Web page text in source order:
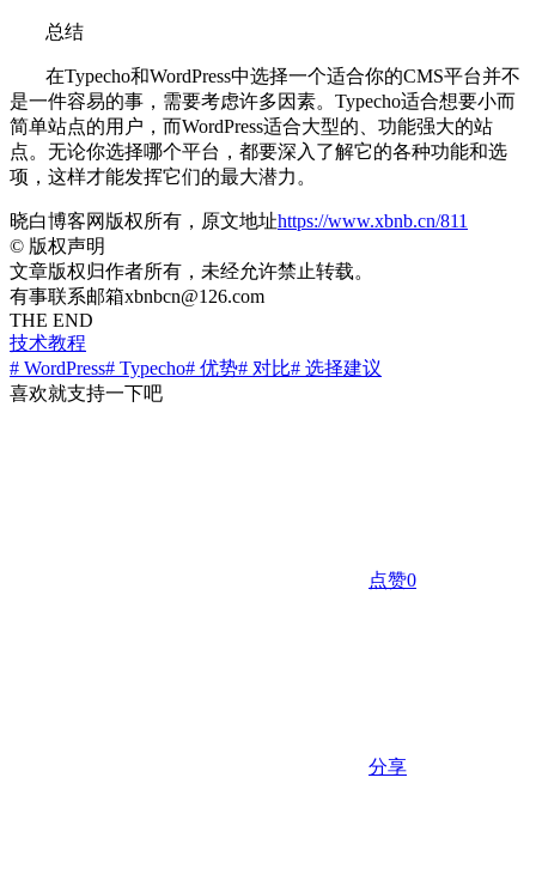
总结
在Typecho和WordPress中选择一个适合你的CMS平台并不
是一件容易的事，需要考虑许多因素。Typecho适合想要小而
简单站点的用户，而WordPress适合大型的、功能强大的站
点。无论你选择哪个平台，都要深入了解它的各种功能和选
项，这样才能发挥它们的最大潜力。
晓白博客网版权所有，原文地址https://www.xbnb.cn/811
© 版权声明
文章版权归作者所有，未经允许禁止转载。
有事联系邮箱xbnbcn@126.com
THE END
技术教程
# WordPress# Typecho# 优势# 对比# 选择建议
喜欢就支持一下吧
点赞0
分享